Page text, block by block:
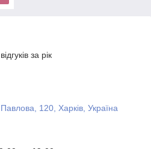
за рік
120, Харків, Україна